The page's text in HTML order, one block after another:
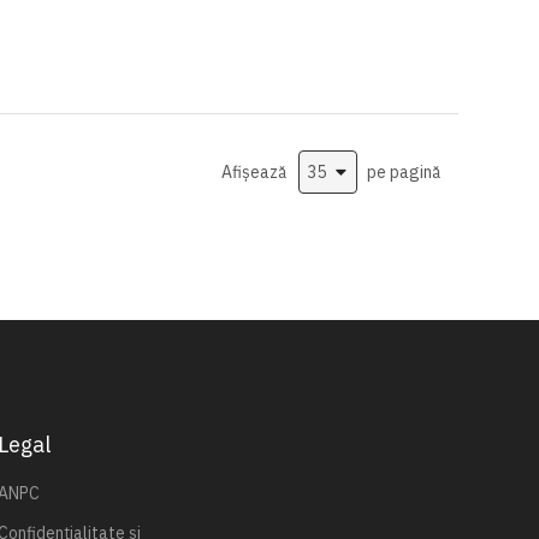
Afișează
pe pagină
Legal
Confidențialitate și